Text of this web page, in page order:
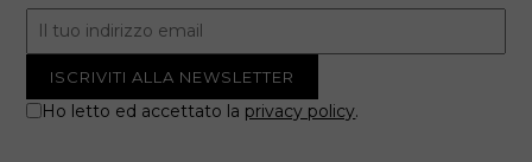
Ho letto ed accettato la privacy policy.